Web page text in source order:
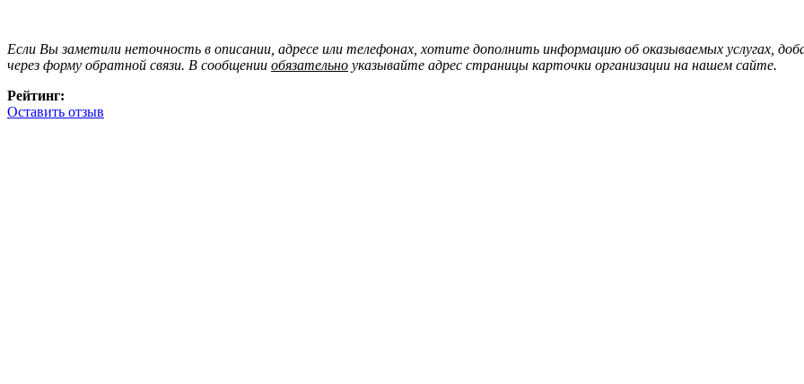
Если Вы заметили неточность в описании, адресе или телефонах, хотите дополнить информацию об оказываемых услугах,
через форму обратной связи. В сообщении обязательно указывайте адрес страницы карточки организации на нашем сайте.
Рейтинг:
Оставить отзыв